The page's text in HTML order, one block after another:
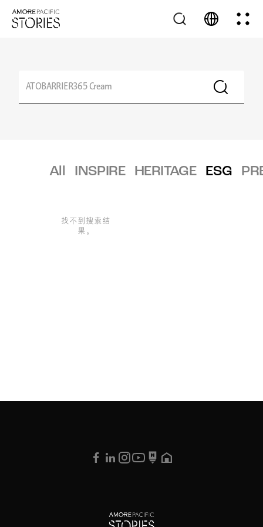
All INSPIRE HERITAGE ESG
找不到搜索结
果。